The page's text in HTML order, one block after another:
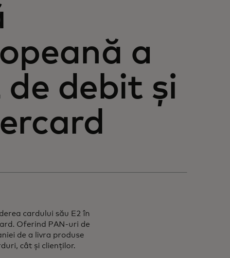
a
debit și
cardului său E2 în
Oferind PAN-uri de
de a livra produse
cât și clienților.